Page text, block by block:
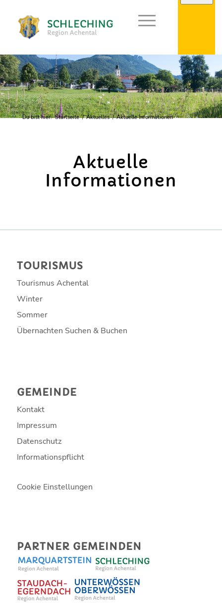
Du bist hier: Startseite / Aktuelles / Aktuelle Informationen
Aktuelle
Informationen
TOURISMUS
Tourismus Achental
Winter
Sommer
Übernachten Suchen & Buchen
GEMEINDE
Kontakt
Impressum
Datenschutz
Informationspflicht
Cookie Einstellungen
PARTNER GEMEINDEN